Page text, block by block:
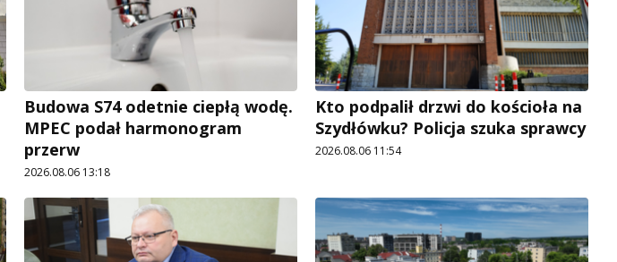
Budowa S74 odetnie ciepłą wodę.
MPEC podał harmonogram
przerw
2026.08.06 13:18
Kto podpalił drzwi do kościoła na
Szydłówku? Policja szuka sprawcy
2026.08.06 11:54